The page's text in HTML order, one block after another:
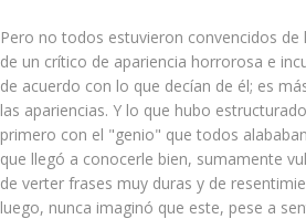
Pero no todos estuvieron convencidos
de un crítico de apariencia horrorosa e
de acuerdo con lo que decían de él; es
las apariencias. Y lo que hubo
primero con el "genio" que todos
que llegó a conocerle bien, sumamente
de verter frases muy duras y de
luego, nunca imaginó que este, pese a